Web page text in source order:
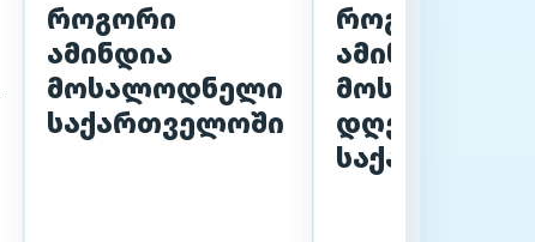
როგორი
ამინდია
მოსალოდნელი
საქართველოში
როგორი
ამინდია
დღეს